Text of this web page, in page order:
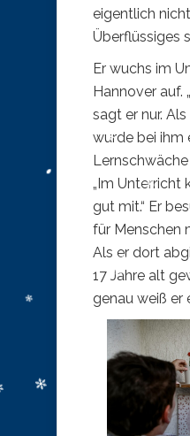
eigentlich
Überflüssiges
Er wuchs im
Hannover auf.
sagt er nur. Als
wurde bei ihm
„Im Unterricht
gut mit.“ Er
für Menschen
Als er dort
17 Jahre alt
genau weiß er